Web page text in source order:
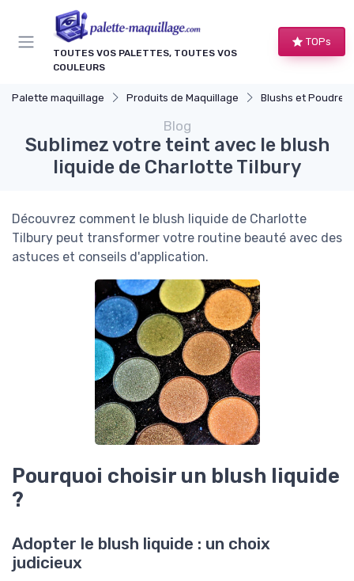
TOUTES VOS PALETTES, TOUTES VOS
COULEURS
TOPs
Palette maquillage Produits de Maquillage Blushs et Poudres
Blog
Sublimez votre teint avec le blush
liquide de Charlotte Tilbury
Découvrez comment le blush liquide de Charlotte
Tilbury peut transformer votre routine beauté avec des
astuces et conseils d'application.
Pourquoi choisir un blush liquide
?
Adopter le blush liquide : un choix
judicieux
Panneau de gestion des cookies